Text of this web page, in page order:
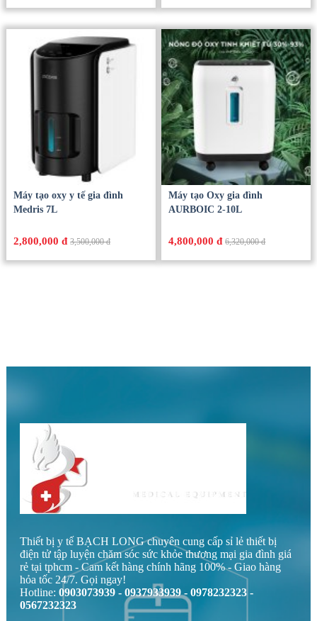
Máy tạo oxy y tế gia đình
Medris 7L
2,800,000 đ 3,500,000 đ
Máy tạo Oxy gia đình
AURBOIC 2-10L
4,800,000 đ 6,320,000 đ
Thiết bị y tế BẠCH LONG chuyên cung cấp sỉ lẻ thiết bị
điện tử tập luyện chăm sóc sức khỏe thương mại gia đình giá
rẻ tại tphcm - Cam kết hàng chính hãng 100% - Giao hàng
hỏa tốc 24/7. Gọi ngay!
0903073939 - 0937933939 - 0978232323 -